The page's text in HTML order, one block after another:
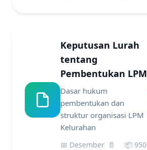
Keputusan Lurah
tentang
Pembentukan LPM
Dasar hukum
pembentukan dan
struktur organisasi LPM
Kelurahan
📅 Desember 📄
📦 950